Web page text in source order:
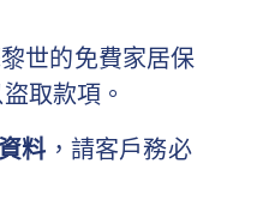
世的免費家居保
取款項。
料 ，請客戶務必